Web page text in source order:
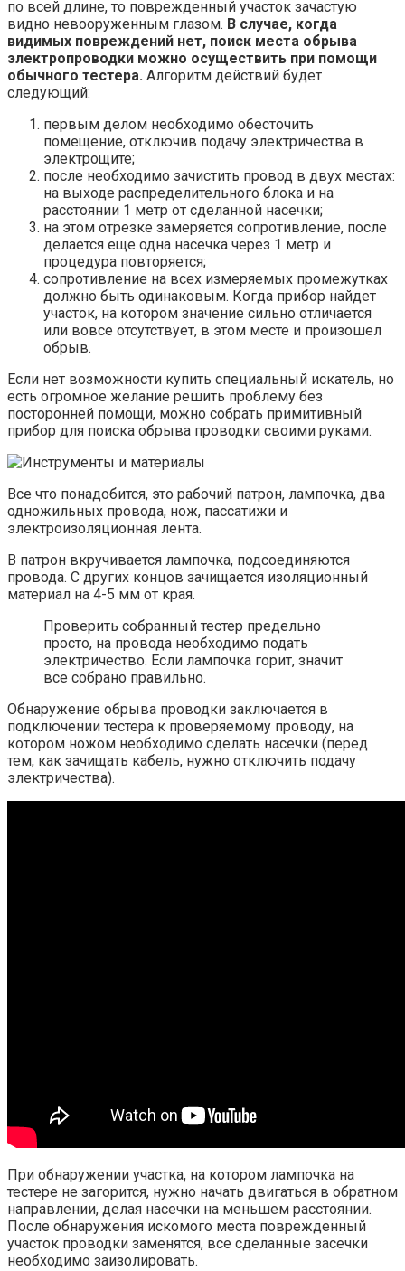
по всей длине, то поврежденный участок зачастую
видно невооруженным глазом. В случае, когда
видимых повреждений нет, поиск места обрыва
электропроводки можно осуществить при помощи
обычного тестера. Алгоритм действий будет
следующий:
первым делом необходимо обесточить
помещение, отключив подачу электричества в
электрощите;
после необходимо зачистить провод в двух местах:
на выходе распределительного блока и на
расстоянии 1 метр от сделанной насечки;
на этом отрезке замеряется сопротивление, после
делается еще одна насечка через 1 метр и
процедура повторяется;
сопротивление на всех измеряемых промежутках
должно быть одинаковым. Когда прибор найдет
участок, на котором значение сильно отличается
или вовсе отсутствует, в этом месте и произошел
обрыв.
Если нет возможности купить специальный искатель, но
есть огромное желание решить проблему без
посторонней помощи, можно собрать примитивный
прибор для поиска обрыва проводки своими руками.
Все что понадобится, это рабочий патрон, лампочка, два
одножильных провода, нож, пассатижи и
электроизоляционная лента.
В патрон вкручивается лампочка, подсоединяются
провода. С других концов зачищается изоляционный
материал на 4-5 мм от края.
Проверить собранный тестер предельно
просто, на провода необходимо подать
электричество. Если лампочка горит, значит
все собрано правильно.
Обнаружение обрыва проводки заключается в
подключении тестера к проверяемому проводу, на
котором ножом необходимо сделать насечки (перед
тем, как зачищать кабель, нужно отключить подачу
электричества).
При обнаружении участка, на котором лампочка на
тестере не загорится, нужно начать двигаться в обратном
направлении, делая насечки на меньшем расстоянии.
После обнаружения искомого места поврежденный
участок проводки заменятся, все сделанные засечки
необходимо заизолировать.